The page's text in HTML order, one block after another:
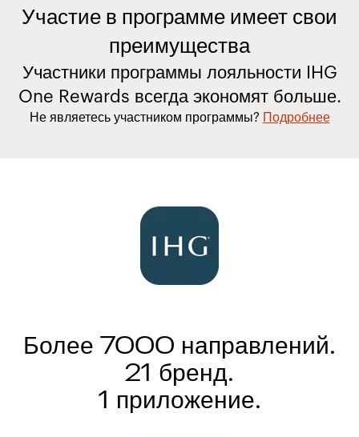
Участие в программе имеет свои
преимущества
Участники программы лояльности IHG
One Rewards всегда экономят больше.
Не являетесь участником программы? Подробнее​
Более 7000 направлений.
21 бренд.
1 приложение.